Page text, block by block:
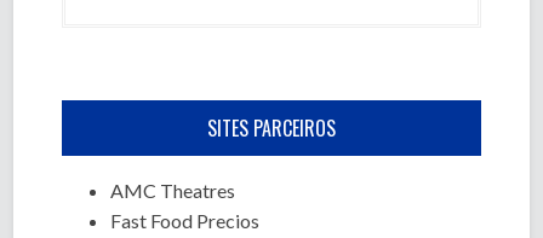
SITES PARCEIROS
AMC Theatres
Fast Food Precios